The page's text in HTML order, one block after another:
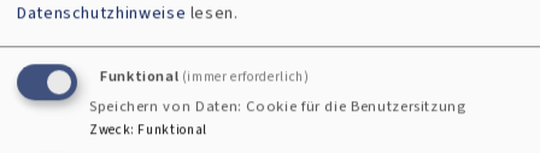
Datenschutzhinweise lesen.
Funktional (immer erforderlich)
Speichern von Daten: Cookie für die Benutzersitzung
Zweck: Funktional